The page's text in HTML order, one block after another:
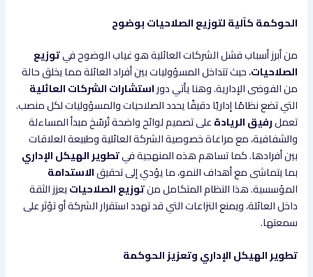
الحوكمة كآلية لتوزيع الصلاحيات بوضوح
من أبرز أسباب فشل الشركات العائلية هو غياب الوضوح فيتوزيع
الصلاحيات، حيث تتداخل المسؤوليات بين أفراد العائلة مما يخلق حالة
من الفوضى الإدارية. وهنا يأتي دوراستشارات الشركات العائلية
التي تضع نظامًا إداريًا دقيقًا يحدد الصلاحيات والمسؤوليات لكل منصب.
تعملرفيق الريادةعلى تصميم لوائح واضحة تُرسّخ مبدأ المساءلة
والشفافية، مع مراعاة خصوصية الشركة العائلية وطبيعة العلاقات
بين أفرادها. كما تساهم هذه المنهجية فيتطوير الهيكل الإداري
بما يتماشى مع أهداف النمو، ما يؤدي إلى تحقيقالاستدامة
المؤسسية. هذا النظام المتكامل منتوزيع الصلاحياتيعزز الثقة
داخل العائلة، ويمنع النزاعات التي قد تهدد استقرار الشركة أو تؤثر على
سمعتها.
تطوير الهيكل الإداري وتعزيز الحوكمة